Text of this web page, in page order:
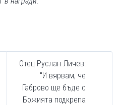
Отец Руслан Личев:
"И вярвам, че
Габрово ще бъде с
Божията подкрепа